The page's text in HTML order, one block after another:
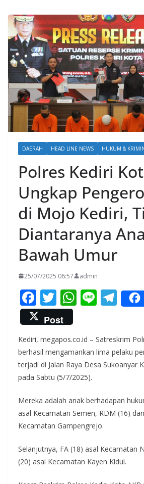
DAERAH HEAD LINE NEWS HUKUM &
Polres Kediri
Ungkap
di Mojo Kediri,
Diantaranya
Bawah Umur
25/07/2025 06:57 admin
F
ac
e
b
o
o
k
T
w
itt
er
W
s
A
p
p
Li T
el
gr
a
Post
Kediri, megapos.co.id – Satreskrim
berhasil mengamankan lima pelaku
terjadi di Jalan Raya Desa Sukoanyar
pada Sabtu (5/7/2025).
Mereka adalah anak berhadapan
asal Kecamatan Semen, RDM (16)
Kecamatan Gampengrejo.
Selanjutnya, FA (18) asal Kecamatan
(20) asal Kecamatan Kayen Kidul.